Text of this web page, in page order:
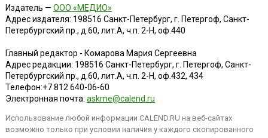
Издатель — ООО «МЕДИО»
Адрес издателя: 198516 Санкт-Петербург, г. Петергоф, Санкт-
Петербургский пр., д.60, лит.А, ч.п. 2-Н, оф.440
Главный редактор - Комарова Мария Сергеевна
Адрес редакции: 198516 Санкт-Петербург, г. Петергоф, Санкт-
Петербургский пр., д.60, лит.А, ч.п. 2-Н, оф.432, 434
Телефон:+7 812 640-06-60
Электронная почта: askme@calend.ru
Использование любой информации CALEND.RU на веб-сайтах
возможно только при условии наличия у каждого скопированного